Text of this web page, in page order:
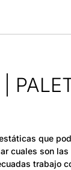
que
cuales son
trabajo